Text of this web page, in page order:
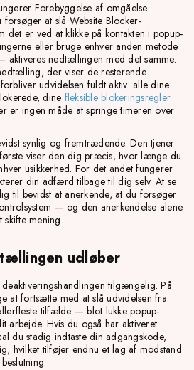
Forebyggelse af omgåelse
at slå Website Blocker-
det er ved at klikke på kontakten i popup-
eller bruge enhver anden metode
aktiveres nedtællingen med det samme.
der viser de resterende
udvidelsen fuldt aktiv: alle dine
dine fleksible blokeringsregler
er ingen måde at springe timeren over
synlig og fremtrædende. Den tjener
viser den dig præcis, hvor længe du
usikkerhed. For det andet fungerer
din adfærd tilbage til dig selv. At se
til bevidst at anerkende, at du forsøger
— og den anerkendelse alene
mening.
udløber
tilgængelig. På
at fortsætte med at slå udvidelsen fra
tilfælde — blot lukke popup-
arbejde. Hvis du også har aktiveret
du stadig indtaste din adgangskode,
hvilket tilføjer endnu et lag af modstand